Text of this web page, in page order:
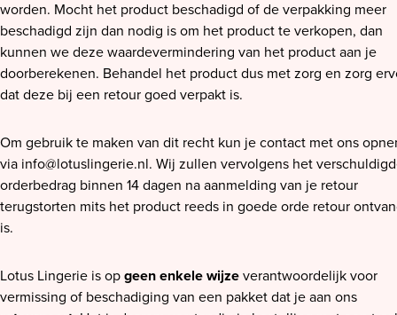
worden. Mocht het product beschadigd of de verpakking meer
beschadigd zijn dan nodig is om het product te verkopen, dan
kunnen we deze waardevermindering van het product aan je
doorberekenen. Behandel het product dus met zorg en zorg
dat deze bij een retour goed verpakt is.
Om gebruik te maken van dit recht kun je contact met ons
via info@lotuslingerie.nl. Wij zullen vervolgens het
orderbedrag binnen 14 dagen na aanmelding van je retour
terugstorten mits het product reeds in goede orde retour
is.
Lotus Lingerie is op geen enkele wijze verantwoordelijk voor
vermissing of beschadiging van een pakket dat je aan ons